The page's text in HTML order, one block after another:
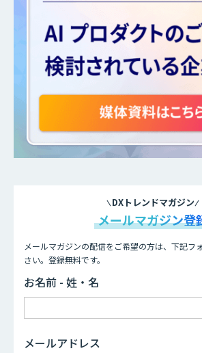
DXトレンドマガジン
メールマガジン登
メールマガジンの配信をご希望の方は、下記フ
さい。登録無料です。
お名前 - 姓・名
メールアドレス